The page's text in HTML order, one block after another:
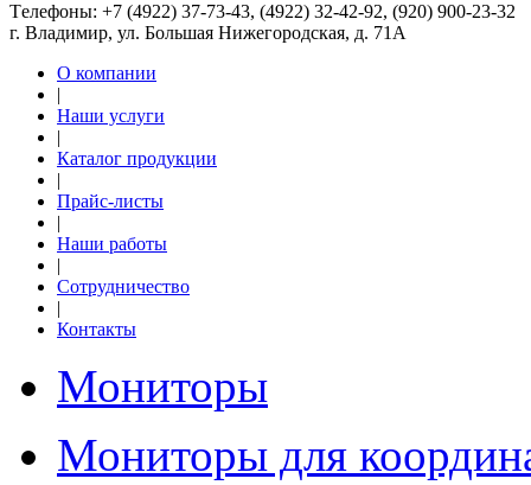
Tелефоны: +7 (4922) 37-73-43, (4922) 32-42-92, (920) 900-23-32
г. Владимир, ул. Большая Нижегородская, д. 71А
О компании
|
Наши услуги
|
Каталог продукции
|
Прайс-листы
|
Наши работы
|
Сотрудничество
|
Контакты
Мониторы
Мониторы для